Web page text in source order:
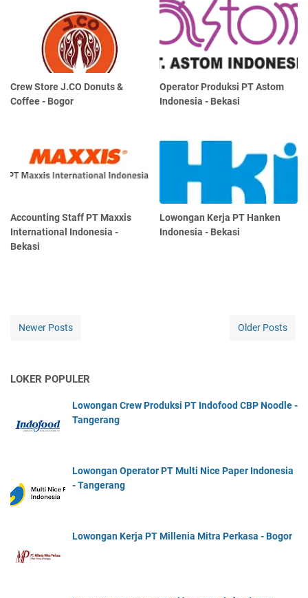
Crew Store J.CO Donuts &
Coffee - Bogor
Operator Produksi PT Astom
Indonesia - Bekasi
Accounting Staff PT Maxxis
International Indonesia -
Bekasi
Lowongan Kerja PT Hanken
Indonesia - Bekasi
Newer Posts Older Posts
LOKER POPULER
Lowongan Crew Produksi PT Indofood CBP Noodle -
Tangerang
Lowongan Operator PT Multi Nice Paper Indonesia
- Tangerang
Lowongan Kerja PT Millenia Mitra Perkasa - Bogor